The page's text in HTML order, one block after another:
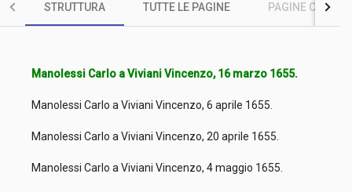
STRUTTURA TUTTE LE PAGINE PAGINE CON
Manolessi Carlo a Viviani Vincenzo, 16 marzo 1655.
Manolessi Carlo a Viviani Vincenzo, 6 aprile 1655.
Manolessi Carlo a Viviani Vincenzo, 20 aprile 1655.
Manolessi Carlo a Viviani Vincenzo, 4 maggio 1655.